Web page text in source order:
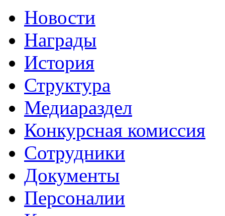
Новости
Награды
История
Структура
Медиараздел
Конкурсная комиссия
Сотрудники
Документы
Персоналии